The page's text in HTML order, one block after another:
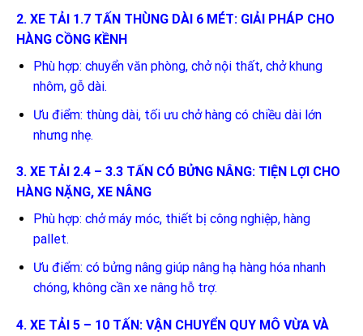
2. XE TẢI 1.7 TẤN THÙNG DÀI 6 MÉT: GIẢI PHÁP CHO
HÀNG CỒNG KỀNH
Phù hợp: chuyển văn phòng, chở nội thất, chở khung
nhôm, gỗ dài.
Ưu điểm: thùng dài, tối ưu chở hàng có chiều dài lớn
nhưng nhẹ.
3. XE TẢI 2.4 – 3.3 TẤN CÓ BỬNG NÂNG: TIỆN LỢI CHO
HÀNG NẶNG, XE NÂNG
Phù hợp: chở máy móc, thiết bị công nghiệp, hàng
pallet.
Ưu điểm: có bửng nâng giúp nâng hạ hàng hóa nhanh
chóng, không cần xe nâng hỗ trợ.
4. XE TẢI 5 – 10 TẤN: VẬN CHUYỂN QUY MÔ VỪA VÀ